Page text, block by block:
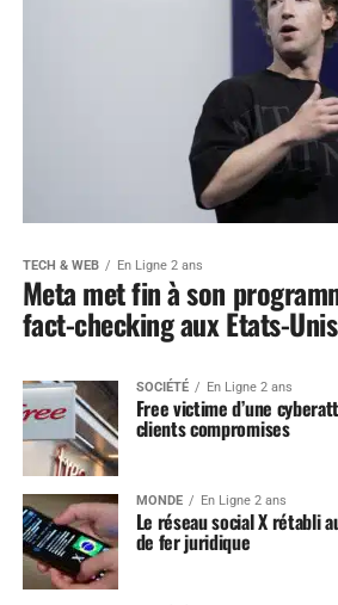
TECH & WEB En Ligne 2 ans
Meta met fin à son
fact-checking aux Etats-Unis
SOCIÉTÉ En Ligne 2 ans
Free victime d’une
clients compromises
MONDE En Ligne 2 ans
Le réseau social X rétabli
de fer juridique